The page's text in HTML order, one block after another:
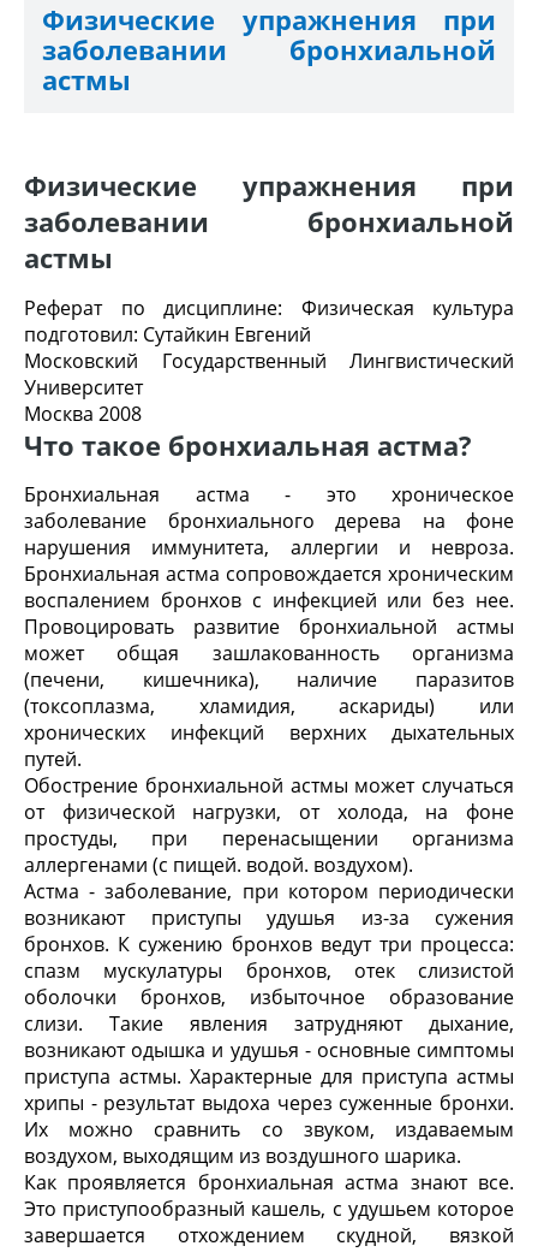
Физические упражнения при
заболевании бронхиальной
астмы
Физические упражнения при
заболевании бронхиальной
астмы
Реферат по дисциплине: Физическая культура
подготовил: Сутайкин Евгений
Московский Государственный Лингвистический
Университет
Москва 2008
Что такое бронхиальная астма?
Бронхиальная астма - это хроническое
заболевание бронхиального дерева на фоне
нарушения иммунитета, аллергии и невроза.
Бронхиальная астма сопровождается хроническим
воспалением бронхов с инфекцией или без нее.
Провоцировать развитие бронхиальной астмы
может общая зашлакованность организма
(печени, кишечника), наличие паразитов
(токсоплазма, хламидия, аскариды) или
хронических инфекций верхних дыхательных
путей.
Обострение бронхиальной астмы может случаться
от физической нагрузки, от холода, на фоне
простуды, при перенасыщении организма
аллергенами (с пищей. водой. воздухом).
Астма - заболевание, при котором периодически
возникают приступы удушья из-за сужения
бронхов. К сужению бронхов ведут три процесса:
спазм мускулатуры бронхов, отек слизистой
оболочки бронхов, избыточное образование
слизи. Такие явления затрудняют дыхание,
возникают одышка и удушья - основные симптомы
приступа астмы. Характерные для приступа астмы
хрипы - результат выдоха через суженные бронхи.
Их можно сравнить со звуком, издаваемым
воздухом, выходящим из воздушного шарика.
Как проявляется бронхиальная астма знают все.
Это приступообразный кашель, с удушьем которое
завершается отхождением скудной, вязкой